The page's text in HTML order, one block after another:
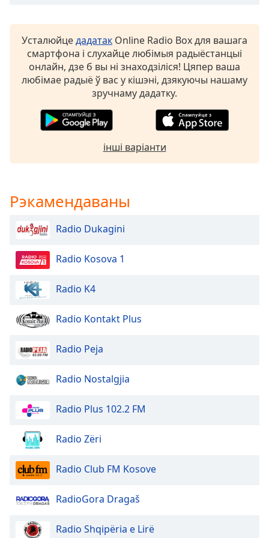
dialog
window.
Escape
cancel
Text
Opacity
Background
Color
Area
Color
Opacity
Size
Text
Усталюйцедадатак Online Radio Box для вашага
смартфона і слухайце любімыя радыёстанцыі
онлайн, дзе б вы ні знаходзіліся! Цяпер ваша
любімае радыё ў вас у кішэні, дзякуючы нашаму
зручнаму дадатку.
інші варіанти
Рэкамендаваны
Radio Dukagini
Radio Kosova 1
Radio K4
Radio Kontakt Plus
Radio Peja
Radio Nostalgjia
Radio Plus 102.2 FM
Radio Zëri
Radio Club FM Kosove
RadioGora Dragaš
Radio Shqipëria e Lirë